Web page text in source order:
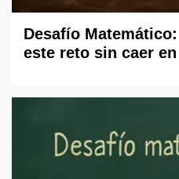
Desafío
este reto sin caer